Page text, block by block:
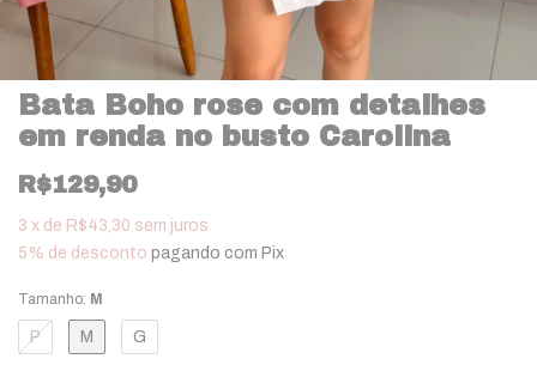
Bata Boho rose com detalhes
em renda no busto Carolina
R$129,90
3 x de R$43,30 sem juros
5% de desconto pagando com Pix
Tamanho: M
P M G